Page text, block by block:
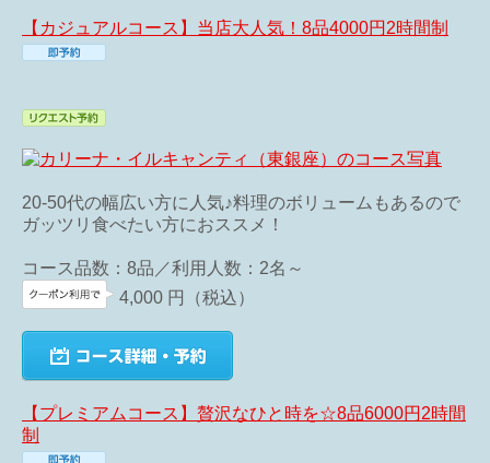
【カジュアルコース】当店大人気！8品4000円2時間制
20-50代の幅広い方に人気♪料理のボリュームもあるので
ガッツリ食べたい方におススメ！
コース品数：8品／利用人数：2名～
4,000 円 （税込）
【プレミアムコース】贅沢なひと時を☆8品6000円2時間
制